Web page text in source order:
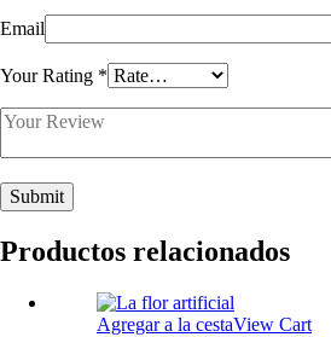
Email
Your Rating *
Productos relacionados
Agregar a la cestaView Cart